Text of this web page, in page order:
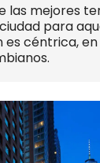
mejores
para
céntrica,